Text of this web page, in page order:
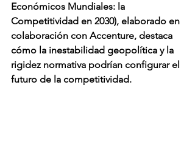
Económicos Mundiales: la
Competitividad en 2030), elaborado en
colaboración con Accenture, destaca
cómo la inestabilidad geopolítica y la
rigidez normativa podrían configurar el
futuro de la competitividad.